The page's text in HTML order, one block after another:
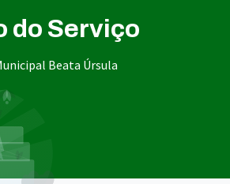
do Serviço
Beata Úrsula